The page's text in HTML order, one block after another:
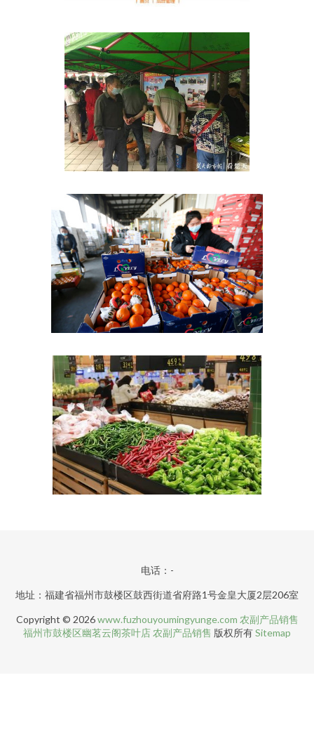
电话：-
地址：福建省福州市鼓楼区鼓西街道省府路1号金皇大厦2层206室
Copyright © 2026www.fuzhouyoumingyunge.com 农副产品销售
福州市鼓楼区幽茗云阁茶叶店 农副产品销售 版权所有Sitemap